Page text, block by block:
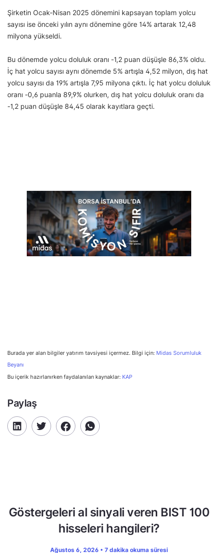
Şirketin Ocak-Nisan 2025 dönemini kapsayan toplam yolcu
sayısı ise önceki yılın aynı dönemine göre 14% artarak 12,48
milyona yükseldi.
Bu dönemde yolcu doluluk oranı -1,2 puan düşüşle 86,3% oldu.
İç hat yolcu sayısı aynı dönemde 5% artışla 4,52 milyon, dış hat
yolcu sayısı da 19% artışla 7,95 milyona çıktı. İç hat yolcu doluluk
oranı -0,6 puanla 89,9% olurken, dış hat yolcu doluluk oranı da
-1,2 puan düşüşle 84,45 olarak kayıtlara geçti.
Burada yer alan bilgiler yatırım tavsiyesi içermez. Bilgi için: Midas Sorumluluk
Beyanı
Bu içerik hazırlanırken faydalanılan kaynaklar: KAP
Paylaş
Göstergeleri al sinyali veren BIST 100
hisseleri hangileri?
Ağustos 6, 2026 • 7 dakika okuma süresi